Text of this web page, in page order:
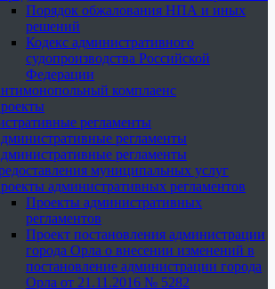
Порядок обжалования НПА и иных
решений
Кодекс административного
судопроизводства Российской
Федерации
комплаенс
регламенты
регламенты
регламенты
муниципальных услуг
административных регламентов
Проекты административных
регламентов
Проект постановления администрации
города Орла о внесении изменений в
постановление администрации города
Орла от 21.11.2016 № 5282